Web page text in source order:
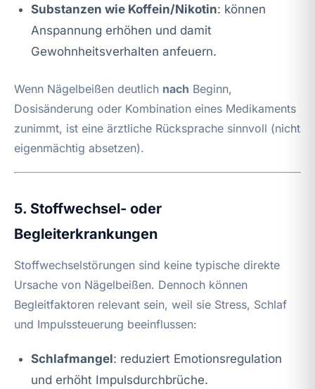
Substanzen wie Koffein/Nikotin: können
Anspannung erhöhen und damit
Gewohnheitsverhalten anfeuern.
Wenn Nägelbeißen deutlich nach Beginn,
Dosisänderung oder Kombination eines Medikaments
zunimmt, ist eine ärztliche Rücksprache sinnvoll (nicht
eigenmächtig absetzen).
5. Stoffwechsel- oder
Begleiterkrankungen
Stoffwechselstörungen sind keine typische direkte
Ursache von Nägelbeißen. Dennoch können
Begleitfaktoren relevant sein, weil sie Stress, Schlaf
und Impulssteuerung beeinflussen:
Schlafmangel: reduziert Emotionsregulation
und erhöht Impulsdurchbrüche.